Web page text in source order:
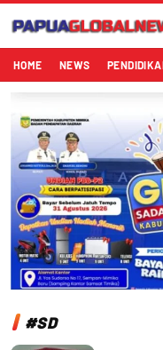
Papuaglobalnews.com
Menulis Fakta dengan
HOME NEWS
#SD